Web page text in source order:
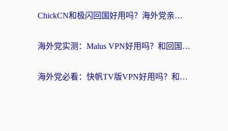
ChickCN和极闪回国好用吗？海外党亲测3款加速器，教你选对不踩坑
海外党实测：Malus VPN好用吗？和回国VPN对比哪个回国效果更好？附真实体验与加速器推荐
海外党必看：快帆TV版VPN好用吗？和豌豆IP VPN对比哪个回国效果更好？附真实体验与选择指南